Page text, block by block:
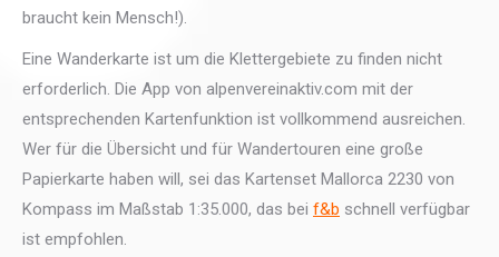
braucht kein Mensch!).
Eine Wanderkarte ist um die Klettergebiete zu finden nicht
erforderlich. Die App von alpenvereinaktiv.com mit der
entsprechenden Kartenfunktion ist vollkommend ausreichen.
Wer für die Übersicht und für Wandertouren eine große
Papierkarte haben will, sei das Kartenset Mallorca 2230 von
Kompass im Maßstab 1:35.000, das bei f&b schnell verfügbar
ist empfohlen.